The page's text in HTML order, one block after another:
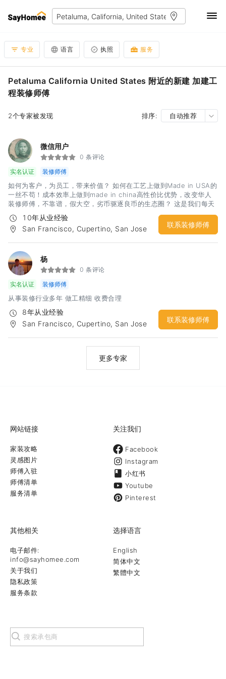
专业 语言 执照 服务
Petaluma California United States 附近的新建 加建工
程装修师傅
2个专家被发现 排序: 自动推荐
微信用户
0 条评论
实名认证
装修师傅
如何为客户，为员工，带来价值？ 如何在工艺上做到Made in USA的
一丝不苟！成本效率上做到made in china高性价比优势，改变华人
装修师傅，不靠谱，假大空，劣币驱逐良币的生态圈？ 这是我们每天
思考的问题，行动的方向！
10年从业经验
San Francisco, Cupertino, San Jose
联系装修师傅
杨
0 条评论
实名认证
装修师傅
从事装修行业多年 做工精细 收费合理
8年从业经验
San Francisco, Cupertino, San Jose
联系装修师傅
更多专家
网站链接
家装攻略
灵感图片
师傅入驻
师傅清单
服务清单
关注我们
Facebook
Instagram
小红书
Youtube
Pinterest
其他相关
电子邮件:
info@sayhomee.com
关于我们
隐私政策
服务条款
选择语言
English
简体中文
繁體中文